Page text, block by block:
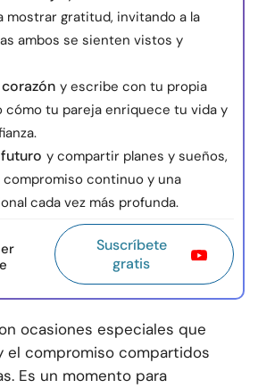
mostrar gratitud, invitando a la
ambos se sienten vistos y
y escribe con tu propia
cómo tu pareja enriquece tu vida y
y compartir planes y sueños,
compromiso continuo y una
cada vez más profunda.
Suscríbete
gratis
ocasiones especiales que
el compromiso compartidos
Es un momento para